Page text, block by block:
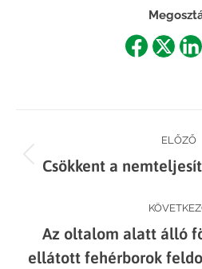
ShareShare
ELŐZŐ
Csökkent a
Az oltalom alatt álló
ellátott fehérborok